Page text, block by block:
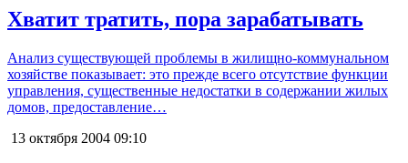
Хватит тратить, пора зарабатывать
Анализ существующей проблемы в жилищно-коммунальном
хозяйстве показывает: это прежде всего отсутствие функции
управления, существенные недостатки в содержании жилых
домов, предоставление…
13 октября 2004 09:10